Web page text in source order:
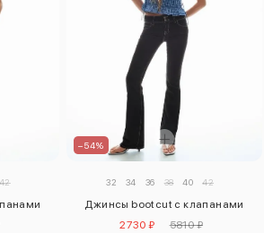
42
–54%
32 34 36 38 40 42
Джинсы bootcut с клапанами
2730 ₽
5810 ₽